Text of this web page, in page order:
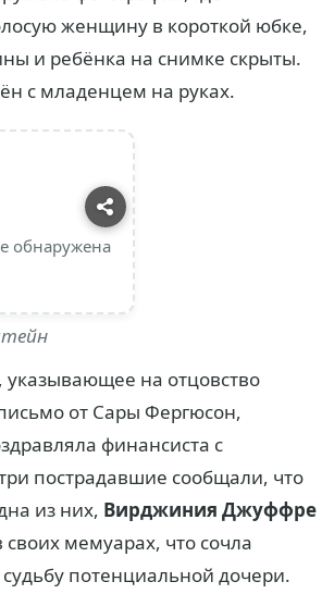
женщину в короткой юбке,
и ребёнка на снимке скрыты.
с младенцем на руках.
обнаружена
указывающее на отцовство
от Сары Фергюсон,
финансиста с
пострадавшие сообщали, что
из них, Вирджиния Джуффре
мемуарах, что сочла
потенциальной дочери.